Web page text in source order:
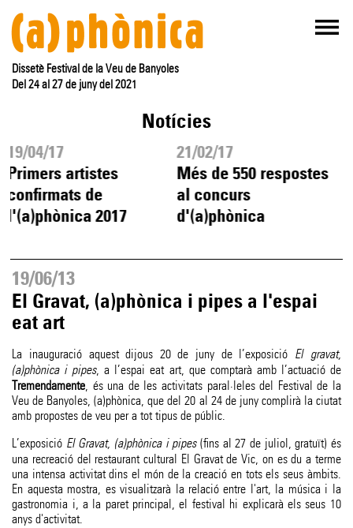
Dissetè Festival de la Veu de Banyoles
Del 24 al 27 de juny del 2021
Notícies
19/04/17
Primers artistes
confirmats de
l'(a)phònica 2017
21/02/17
Més de 550 respostes
al concurs
d'(a)phònica
19/06/13
El Gravat, (a)phònica i pipes a l'espai
eat art
La inauguració aquest dijous 20 de juny de l’exposició El gravat,
(a)phònica i pipes, a l’espai eat art, que comptarà amb l’actuació de
Tremendamente, és una de les activitats paral·leles del Festival de la
Veu de Banyoles, (a)phònica, que del 20 al 24 de juny complirà la ciutat
amb propostes de veu per a tot tipus de públic.
L’exposició El Gravat, (a)phònica i pipes(fins al 27 de juliol, gratuït) és
una recreació del restaurant cultural El Gravat de Vic, on es du a terme
una intensa activitat dins el món de la creació en tots els seus àmbits.
En aquesta mostra, es visualitzarà la relació entre l'art, la música i la
gastronomia i, a la paret principal, el festival hi explicarà els seus 10
anys d'activitat.